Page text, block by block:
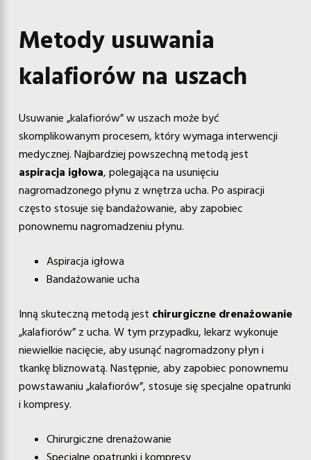
Metody usuwania
kalafiorów na uszach
Usuwanie „kalafiorów” w uszach może być
skomplikowanym procesem, który wymaga interwencji
medycznej. Najbardziej powszechną metodą jest
aspiracja igłowa, polegająca na usunięciu
nagromadzonego płynu z wnętrza ucha. Po aspiracji
często stosuje się bandażowanie, aby zapobiec
ponownemu nagromadzeniu płynu.
Aspiracja igłowa
Bandażowanie ucha
Inną skuteczną metodą jest chirurgiczne drenażowanie
„kalafiorów” z ucha. W tym przypadku, lekarz wykonuje
niewielkie nacięcie, aby usunąć nagromadzony płyn i
tkankę bliznowatą. Następnie, aby zapobiec ponownemu
powstawaniu „kalafiorów”, stosuje się specjalne opatrunki
i kompresy.
Chirurgiczne drenażowanie